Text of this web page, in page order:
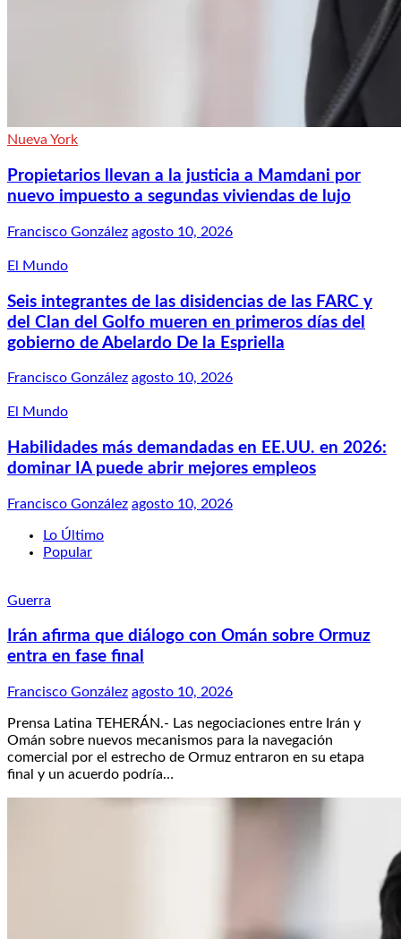
Nueva York
Propietarios llevan a la justicia a Mamdani por
nuevo impuesto a segundas viviendas de lujo
Francisco González agosto 10, 2026
El Mundo
Seis integrantes de las disidencias de las FARC y
del Clan del Golfo mueren en primeros días del
gobierno de Abelardo De la Espriella
Francisco González agosto 10, 2026
El Mundo
Habilidades más demandadas en EE.UU. en 2026:
dominar IA puede abrir mejores empleos
Francisco González agosto 10, 2026
Lo Último
Popular
Guerra
Irán afirma que diálogo con Omán sobre Ormuz
entra en fase final
Francisco González agosto 10, 2026
Prensa Latina TEHERÁN.- Las negociaciones entre Irán y
Omán sobre nuevos mecanismos para la navegación
comercial por el estrecho de Ormuz entraron en su etapa
final y un acuerdo podría…